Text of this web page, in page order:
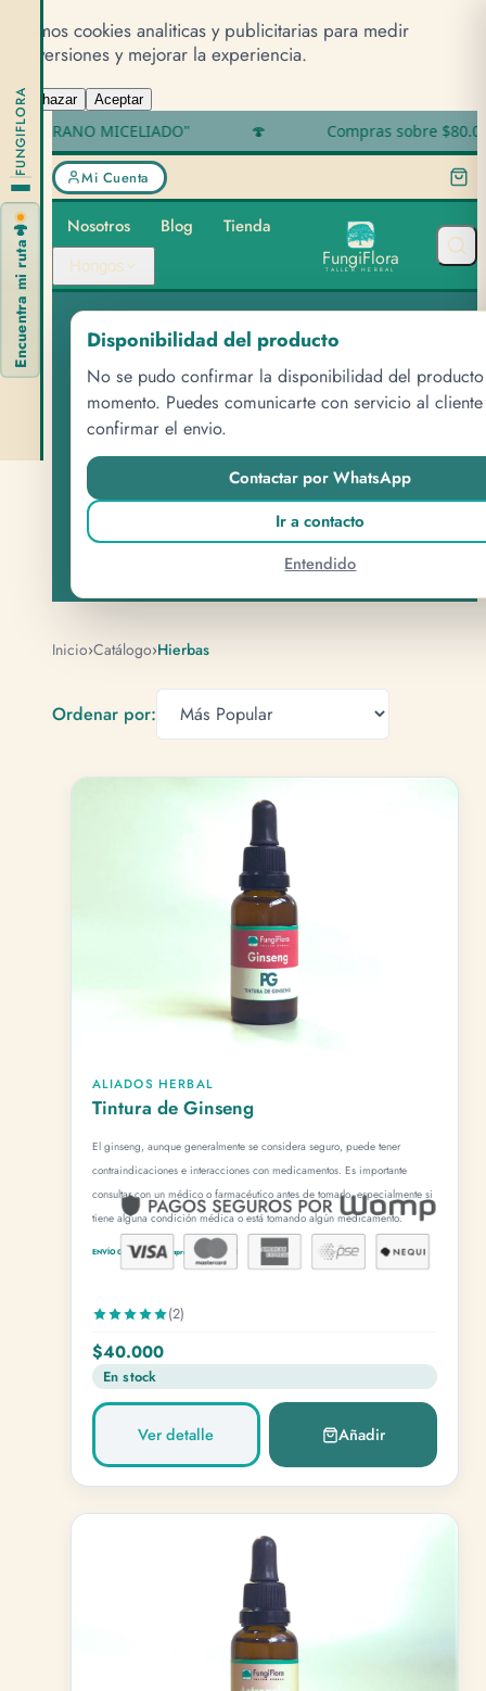
Usamos cookies analiticas y publicitarias para medir
conversiones y mejorar la experiencia.
Rechazar Aceptar
FUNGIFLORA
🍄
Encuentra mi ruta
GRANO MICELIADO" Compras sobre
Mi Cuenta
Nosotros Blog Tienda
Hongos FungiFlora
TALLER HERBAL
Disponibilidad del producto
No se pudo confirmar la disponibilidad del producto
momento. Puedes comunicarte con servicio al
confirmar el envio.
Contactar por WhatsApp
Ir a contacto
Entendido
CATEGORÍA
Hierbas
Plantas en extracción
3 productos disponibles
Inicio›Catálogo›Hierbas
Ordenar por:
ALIADOS HERBAL
Tintura de Ginseng
El ginseng, aunque generalmente se considera seguro, puede tener
contraindicaciones e interacciones con medicamentos. Es importante
consultar con un médico o farmacéutico antes de tomarlo, especialmente si
tiene alguna condición médica o está tomando algún medicamento.
ENVÍO GRATUITO x compras + de 80.000!
(2)
$40.000
En stock
Ver detalle Añadir